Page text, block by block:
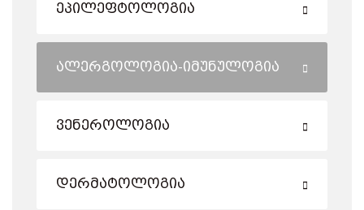
Ეპილეფტოლოგია
Ალერგოლოგია-Იმუნულოგია
Ვენეროლოგია
Დერმატოლოგია